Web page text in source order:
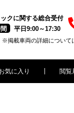
クに関する総合受付
平日9:00～17:30
※掲載車両の詳細について
気に入り 閲覧